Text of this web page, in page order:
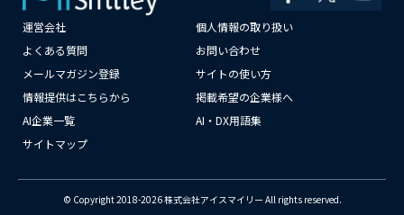
運営会社
個人情報の取り扱い
よくある質問
お問い合わせ
メールマガジン登録
サイトの使い方
情報提供はこちらから
掲載希望の企業様へ
AI企業一覧
AI・DX用語集
サイトマップ
© Copyright 2018-2026 株式会社アイスマイリー All rights reserved.